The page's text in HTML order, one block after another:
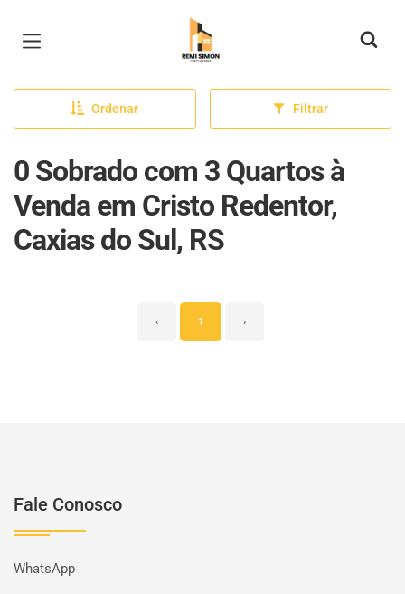
Página inicial
Ordenar Filtrar
0 Sobrado com 3 Quartos à
Venda em Cristo Redentor,
Caxias do Sul, RS
‹ 1 ›
Fale Conosco
WhatsApp